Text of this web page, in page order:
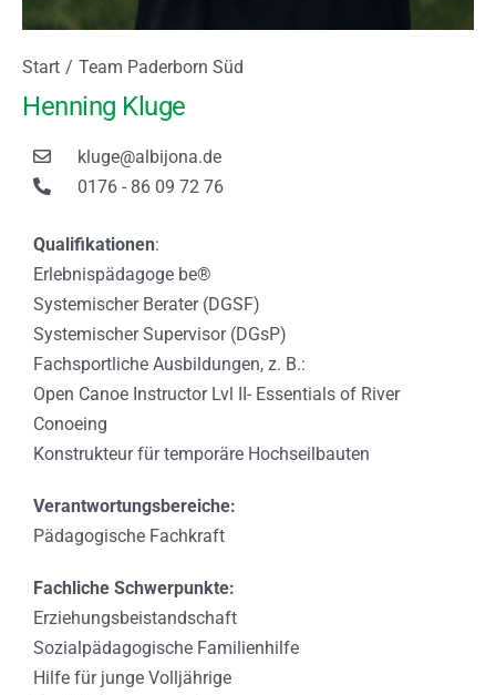
Sie befinden sich hier:
Start Team Paderborn Süd
Henning Kluge
kluge@albijona.de
0176 - 86 09 72 76
Qualifikationen:
Erlebnispädagoge be®
Systemischer Berater (DGSF)
Systemischer Supervisor (DGsP)
Fachsportliche Ausbildungen, z. B.:
Open Canoe Instructor Lvl II- Essentials of River
Conoeing
Konstrukteur für temporäre Hochseilbauten
Verantwortungsbereiche:
Pädagogische Fachkraft
Fachliche Schwerpunkte:
Erziehungsbeistandschaft
Sozialpädagogische Familienhilfe
Hilfe für junge Volljährige